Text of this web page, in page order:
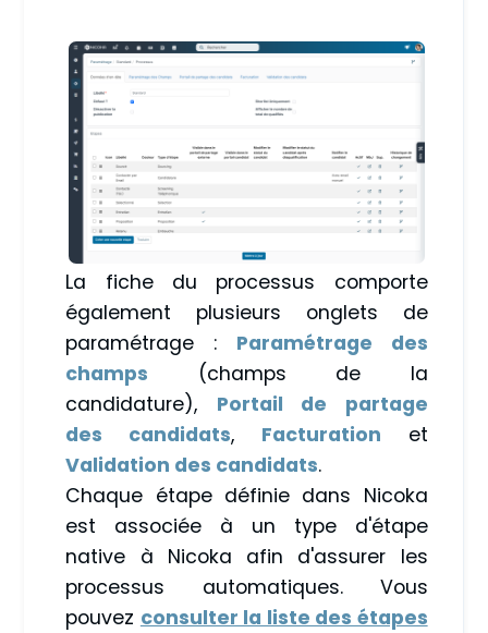
La fiche du processus comporte
également plusieurs onglets de
paramétrage : Paramétrage des
champs (champs de la
candidature), Portail de partage
des candidats, Facturation et
Validation des candidats.
Chaque étape définie dans Nicoka
est associée à un type d'étape
native à Nicoka afin d'assurer les
processus automatiques. Vous
pouvez consulter la liste des étapes